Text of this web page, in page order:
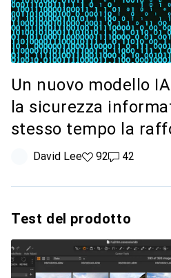
Un nuovo modello
la sicurezza
stesso tempo la
David Lee92 like
9242 commenti
42
Test del prodotto